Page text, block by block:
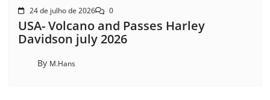
24 de julho de 2026 0
USA- Volcano and Passes Harley
Davidson july 2026
By M.Hans